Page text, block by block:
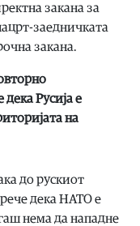
закана за
заедничката
закана.
Русија е
на
до рускиот
дека НАТО е
нема да нападне